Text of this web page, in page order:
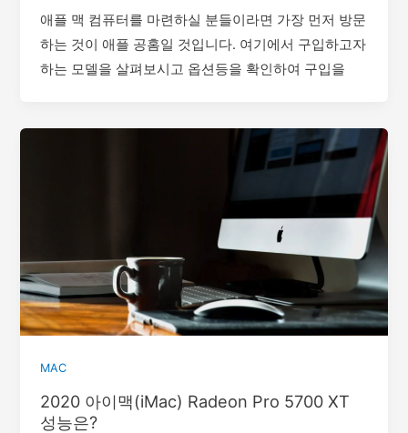
애플 맥 컴퓨터를 마련하실 분들이라면 가장 먼저 방문
하는 것이 애플 공홈일 것입니다. 여기에서 구입하고자
하는 모델을 살펴보시고 옵션등을 확인하여 구입을
MAC
2020 아이맥(iMac) Radeon Pro 5700 XT
성능은?